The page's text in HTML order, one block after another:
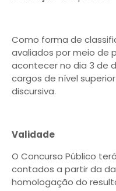
Como forma de
avaliados por meio de
acontecer no dia 3 de
cargos de nível
discursiva.
Validade
O Concurso Público
contados a partir da
homologação do